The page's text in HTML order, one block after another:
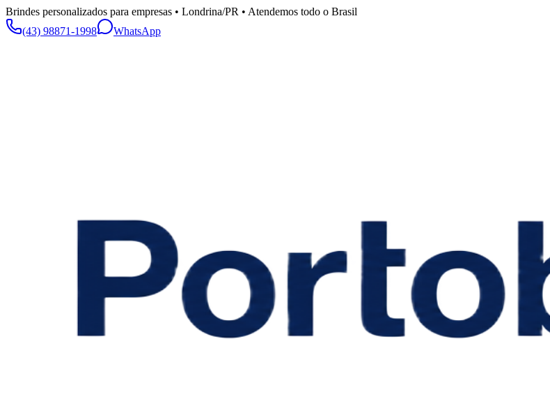
Brindes personalizados para empresas • Londrina/PR • Atendemos todo o Brasil
(43) 98871-1998
WhatsApp